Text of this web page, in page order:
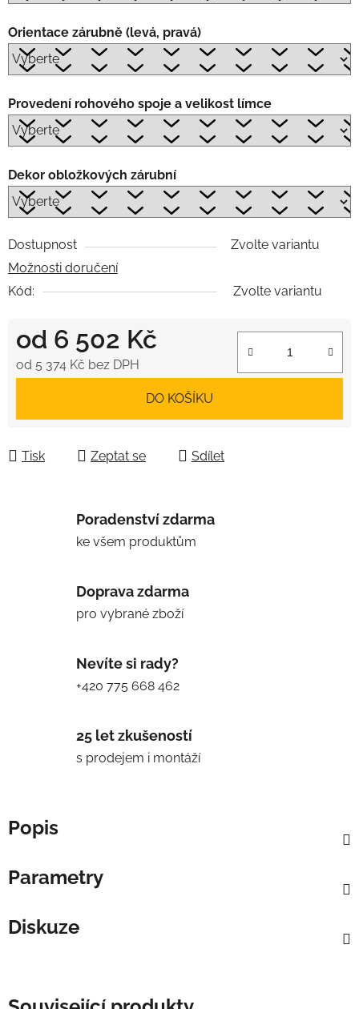
Orientace zárubně (levá, pravá)
Provedení rohového spoje a velikost límce
Dekor obložkových zárubní
Dostupnost
Zvolte variantu
Možnosti doručení
Kód:
Zvolte variantu
od 6 502 Kč
od 5 374 Kč bez DPH
DO KOŠÍKU
Tisk Zeptat se Sdílet
Poradenství zdarma
ke všem produktům
Doprava zdarma
pro vybrané zboží
Nevíte si rady?
+420 775 668 462
25 let zkušeností
s prodejem i montáží
Popis
Parametry
Diskuze